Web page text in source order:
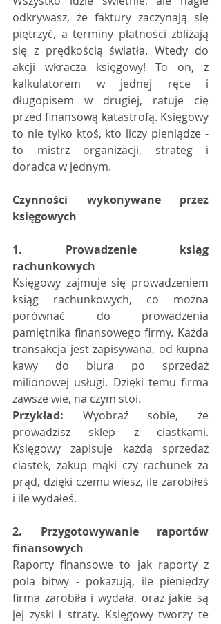
odkrywasz, że faktury zaczynają się
piętrzyć, a terminy płatności zbliżają
się z prędkością światła. Wtedy do
akcji wkracza księgowy! To on, z
kalkulatorem w jednej ręce i
długopisem w drugiej, ratuje cię
przed finansową katastrofą. Księgowy
to nie tylko ktoś, kto liczy pieniądze -
to mistrz organizacji, strateg i
doradca w jednym.
Czynności wykonywane przez
księgowych
1. Prowadzenie ksiąg
rachunkowych
Księgowy zajmuje się prowadzeniem
ksiąg rachunkowych, co można
porównać do prowadzenia
pamiętnika finansowego firmy. Każda
transakcja jest zapisywana, od kupna
kawy do biura po sprzedaż
milionowej usługi. Dzięki temu firma
zawsze wie, na czym stoi.
Przykład: Wyobraź sobie, że
prowadzisz sklep z ciastkami.
Księgowy zapisuje każdą sprzedaż
ciastek, zakup mąki czy rachunek za
prąd, dzięki czemu wiesz, ile zarobiłeś
i ile wydałeś.
2. Przygotowywanie raportów
finansowych
Raporty finansowe to jak raporty z
pola bitwy - pokazują, ile pieniędzy
firma zarobiła i wydała, oraz jakie są
jej zyski i straty. Księgowy tworzy te